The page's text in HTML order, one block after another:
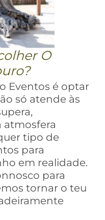
O
Eventos é optar
só atende às
tipo de
para
em realidade.
para
tornar o teu